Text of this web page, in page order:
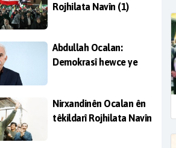
Rojhilata Navîn (1)
Abdullah Ocalan:
Demokrasî hewce ye
Nirxandinên Ocalan ên
têkildarî Rojhilata Navîn